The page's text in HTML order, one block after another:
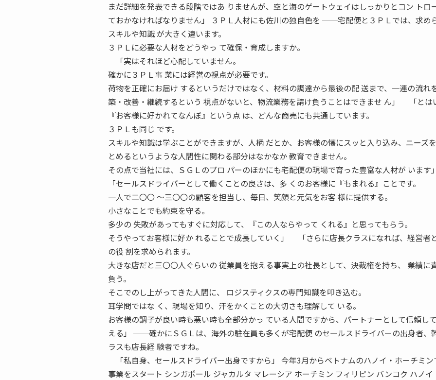
まだ詳細を発表できる段階ではあ りませんが、空と海のゲートウェイはしっかりとコン トロ
ておかなければなりません」 ３ＰＬ人材にも佐川の独自色を ──宅配便と３ＰＬでは、求め
スキルや知識 が大きく違います。
３ＰＬに必要な人材をどうやっ て確保・育成しますか。
「実はそれほど心配していません。
確かに３ＰＬ事 業には経営の視点が必要です。
荷物を正確にお届け するというだけではなく、材料の調達から最後の配 送まで、一連の流れ
築・改善・継続するという 視点がないと、物流業務を請け負うことはできませ ん」 「とは
『お客様に好かれてなんぼ』という点 は、どんな商売にも共通しています。
３ＰＬも同じ です。
スキルや知識は学ぶことができますが、人柄 だとか、お客様の懐にスッと入り込み、ニーズ
とめるというような人間性に関わる部分はなかなか 教育できません。
その点で当社には、ＳＧＬのプロ パーのほかにも宅配便の現場で育った豊富な人材が いま
「セールスドライバーとして働くことの良さは、多 くのお客様に『もまれる』ことです。
一人で二〇〇 〜三〇〇の顧客を担当し、毎日、笑顔と元気をお客 様に提供する。
小さなことでも約束を守る。
多少の 失敗があってもすぐに対応して、『この人ならやって くれる』と思ってもらう。
そうやってお客様に好か れることで成長していく」 「さらに店長クラスになれば、経営者
の役 割を求められます。
大きな店だと三〇〇人ぐらいの 従業員を抱える事実上の社長として、決裁権を持ち、 業績に
負う。
そこでのし上がってきた人間に、 ロジスティクスの専門知識を叩き込む。
耳学問ではな く、現場を知り、汗をかくことの大切さも理解して いる。
お客様の調子が良い時も悪い時も全部分かっ ている人間ですから、パートナーとして信頼し
える」 ──確かにＳＧＬは、海外の駐在員も多くが宅配便 のセールスドライバーの出身者、
ラスも店長経 験者ですね。
「私自身、セールスドライバー出身ですから」 今年3月からベトナムのハノイ・ホーチミン
事業をスタート シンガポール ジャカルタ マレーシア ホーチミン フィリピン バンコク ハノイ